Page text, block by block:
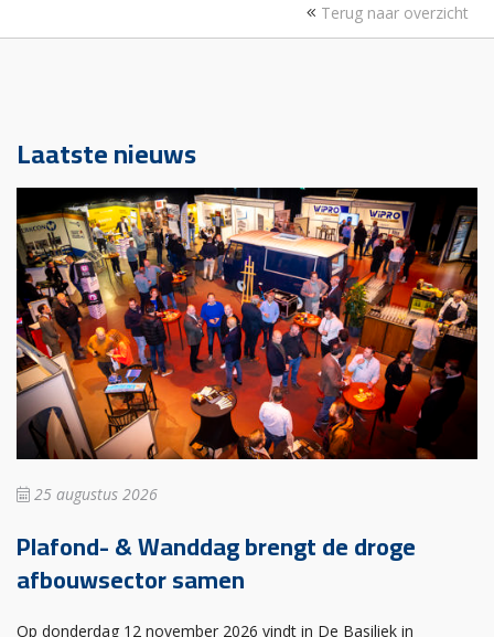
Terug naar overzicht
Laatste nieuws
25 augustus 2026
Plafond- & Wanddag brengt de droge
afbouwsector samen
Op donderdag 12 november 2026 vindt in De Basiliek in